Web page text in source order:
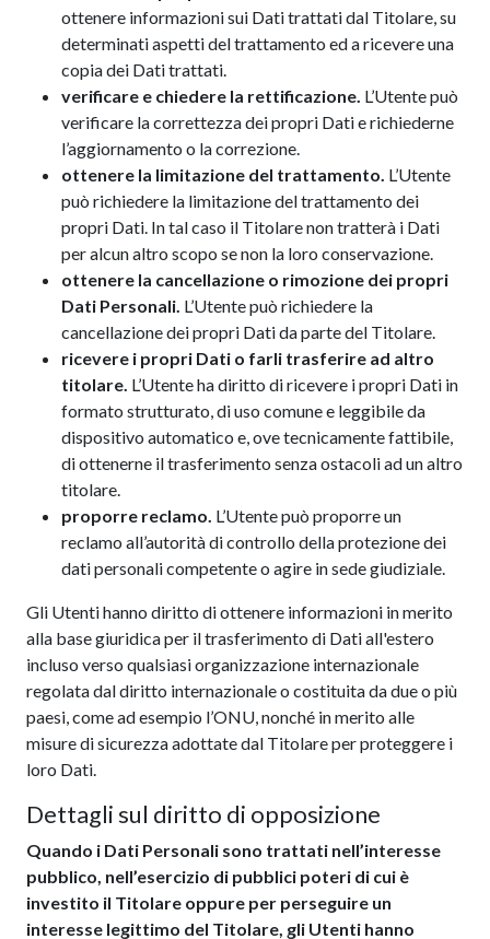
ottenere informazioni sui Dati trattati dal Titolare, su
determinati aspetti del trattamento ed a ricevere una
copia dei Dati trattati.
verificare e chiedere la rettificazione. L’Utente può
verificare la correttezza dei propri Dati e richiederne
l’aggiornamento o la correzione.
ottenere la limitazione del trattamento. L’Utente
può richiedere la limitazione del trattamento dei
propri Dati. In tal caso il Titolare non tratterà i Dati
per alcun altro scopo se non la loro conservazione.
ottenere la cancellazione o rimozione dei propri
Dati Personali. L’Utente può richiedere la
cancellazione dei propri Dati da parte del Titolare.
ricevere i propri Dati o farli trasferire ad altro
titolare. L’Utente ha diritto di ricevere i propri Dati in
formato strutturato, di uso comune e leggibile da
dispositivo automatico e, ove tecnicamente fattibile,
di ottenerne il trasferimento senza ostacoli ad un altro
titolare.
proporre reclamo. L’Utente può proporre un
reclamo all’autorità di controllo della protezione dei
dati personali competente o agire in sede giudiziale.
Gli Utenti hanno diritto di ottenere informazioni in merito
alla base giuridica per il trasferimento di Dati all'estero
incluso verso qualsiasi organizzazione internazionale
regolata dal diritto internazionale o costituita da due o più
paesi, come ad esempio l’ONU, nonché in merito alle
misure di sicurezza adottate dal Titolare per proteggere i
loro Dati.
Dettagli sul diritto di opposizione
Quando i Dati Personali sono trattati nell’interesse
pubblico, nell’esercizio di pubblici poteri di cui è
investito il Titolare oppure per perseguire un
interesse legittimo del Titolare, gli Utenti hanno